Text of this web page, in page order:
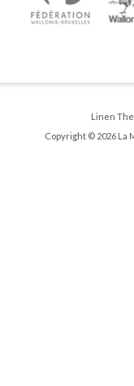
Linen
Copyright © 2026 La